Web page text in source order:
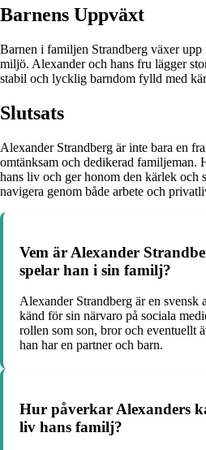
Barnens Uppväxt
Barnen i familjen Strandberg växer
miljö. Alexander och hans fru lägger
stabil och lycklig barndom fylld med
Slutsats
Alexander Strandberg är inte bara en
omtänksam och dedikerad familjeman.
hans liv och ger honom den kärlek och
navigera genom både arbete och
Vem är Alexander
spelar han i sin familj?
Alexander Strandberg är en svensk
känd för sin närvaro på sociala
rollen som son, bror och eventuellt
han har en partner och barn.
Hur påverkar Alexanders
liv hans familj?